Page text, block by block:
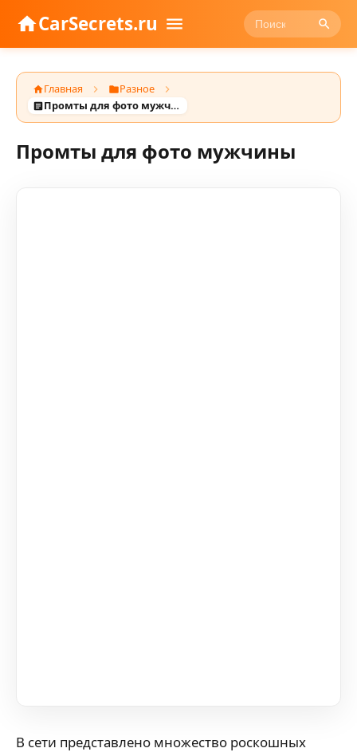
CarSecrets.ru
Главная
Разное
Промты для фото мужчины
Промты для фото мужчины
В сети представлено множество роскошных